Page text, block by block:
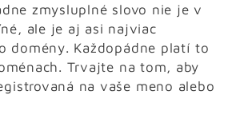
zmysluplné slovo nie je v
ale je aj asi najviac
domény. Každopádne platí to
Trvajte na tom, aby
na vaše meno alebo